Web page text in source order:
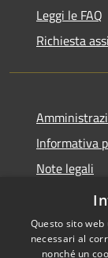
Leggi le FAQ
Richiesta
Informativa
Note legali
Questo sito
necessari al
nonché un